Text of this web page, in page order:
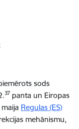
sods
37 panta un Eiropas
Regulas (ES)
mehānismu,